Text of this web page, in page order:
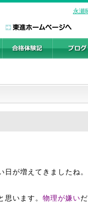
永瀬
が増えてきましたね。
います。 物理が嫌い